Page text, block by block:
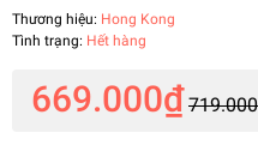
Thương hiệu: Hong Kong
Tình trạng: Hết hàng
669.000₫